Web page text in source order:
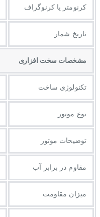
کرنومتر یا کرنوگراف
تاریخ شمار
مشخصات سخت افزاری
تکنولوژی ساخت
نوع موتور
توضیحات موتور
مقاوم در برابر آب
میزان مقاومت